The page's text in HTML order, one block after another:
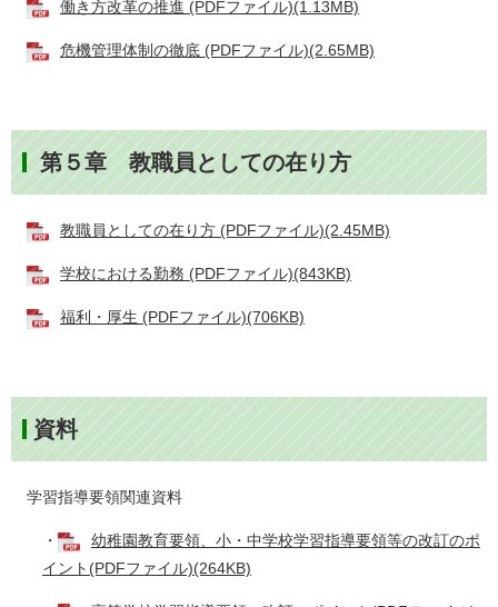
働き方改革の推進 (PDFファイル)(1.13MB)
危機管理体制の徹底 (PDFファイル)(2.65MB)
第５章 教職員としての在り方
教職員としての在り方 (PDFファイル)(2.45MB)
学校における勤務 (PDFファイル)(843KB)
福利・厚生 (PDFファイル)(706KB)
資料
学習指導要領関連資料
・
幼稚園教育要領、小・中学校学習指導要領等の改訂のポ
イント(PDFファイル)(264KB)